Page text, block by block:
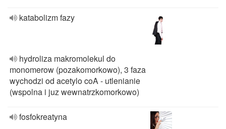
katabolizm fazy
hydroliza makromolekul do
monomerow (pozakomorkowo), 3 faza
wychodzi od acetylo coA - utlenianie
(wspolna i juz wewnatrzkomorkowo)
fosfokreatyna